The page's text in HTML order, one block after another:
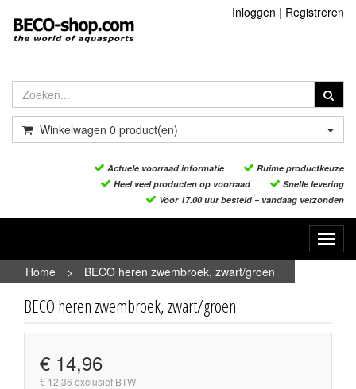
Inloggen | Registreren
Winkelwagen 0 product(en)
Actuele voorraad informatie
Ruime productkeuze
Heel veel producten op voorraad
Snelle levering
Voor 17.00 uur besteld = vandaag verzonden
Home
> BECO heren zwembroek, zwart/groen
BECO heren zwembroek, zwart/groen
€ 14,96
€ 12,36 exclusief BTW